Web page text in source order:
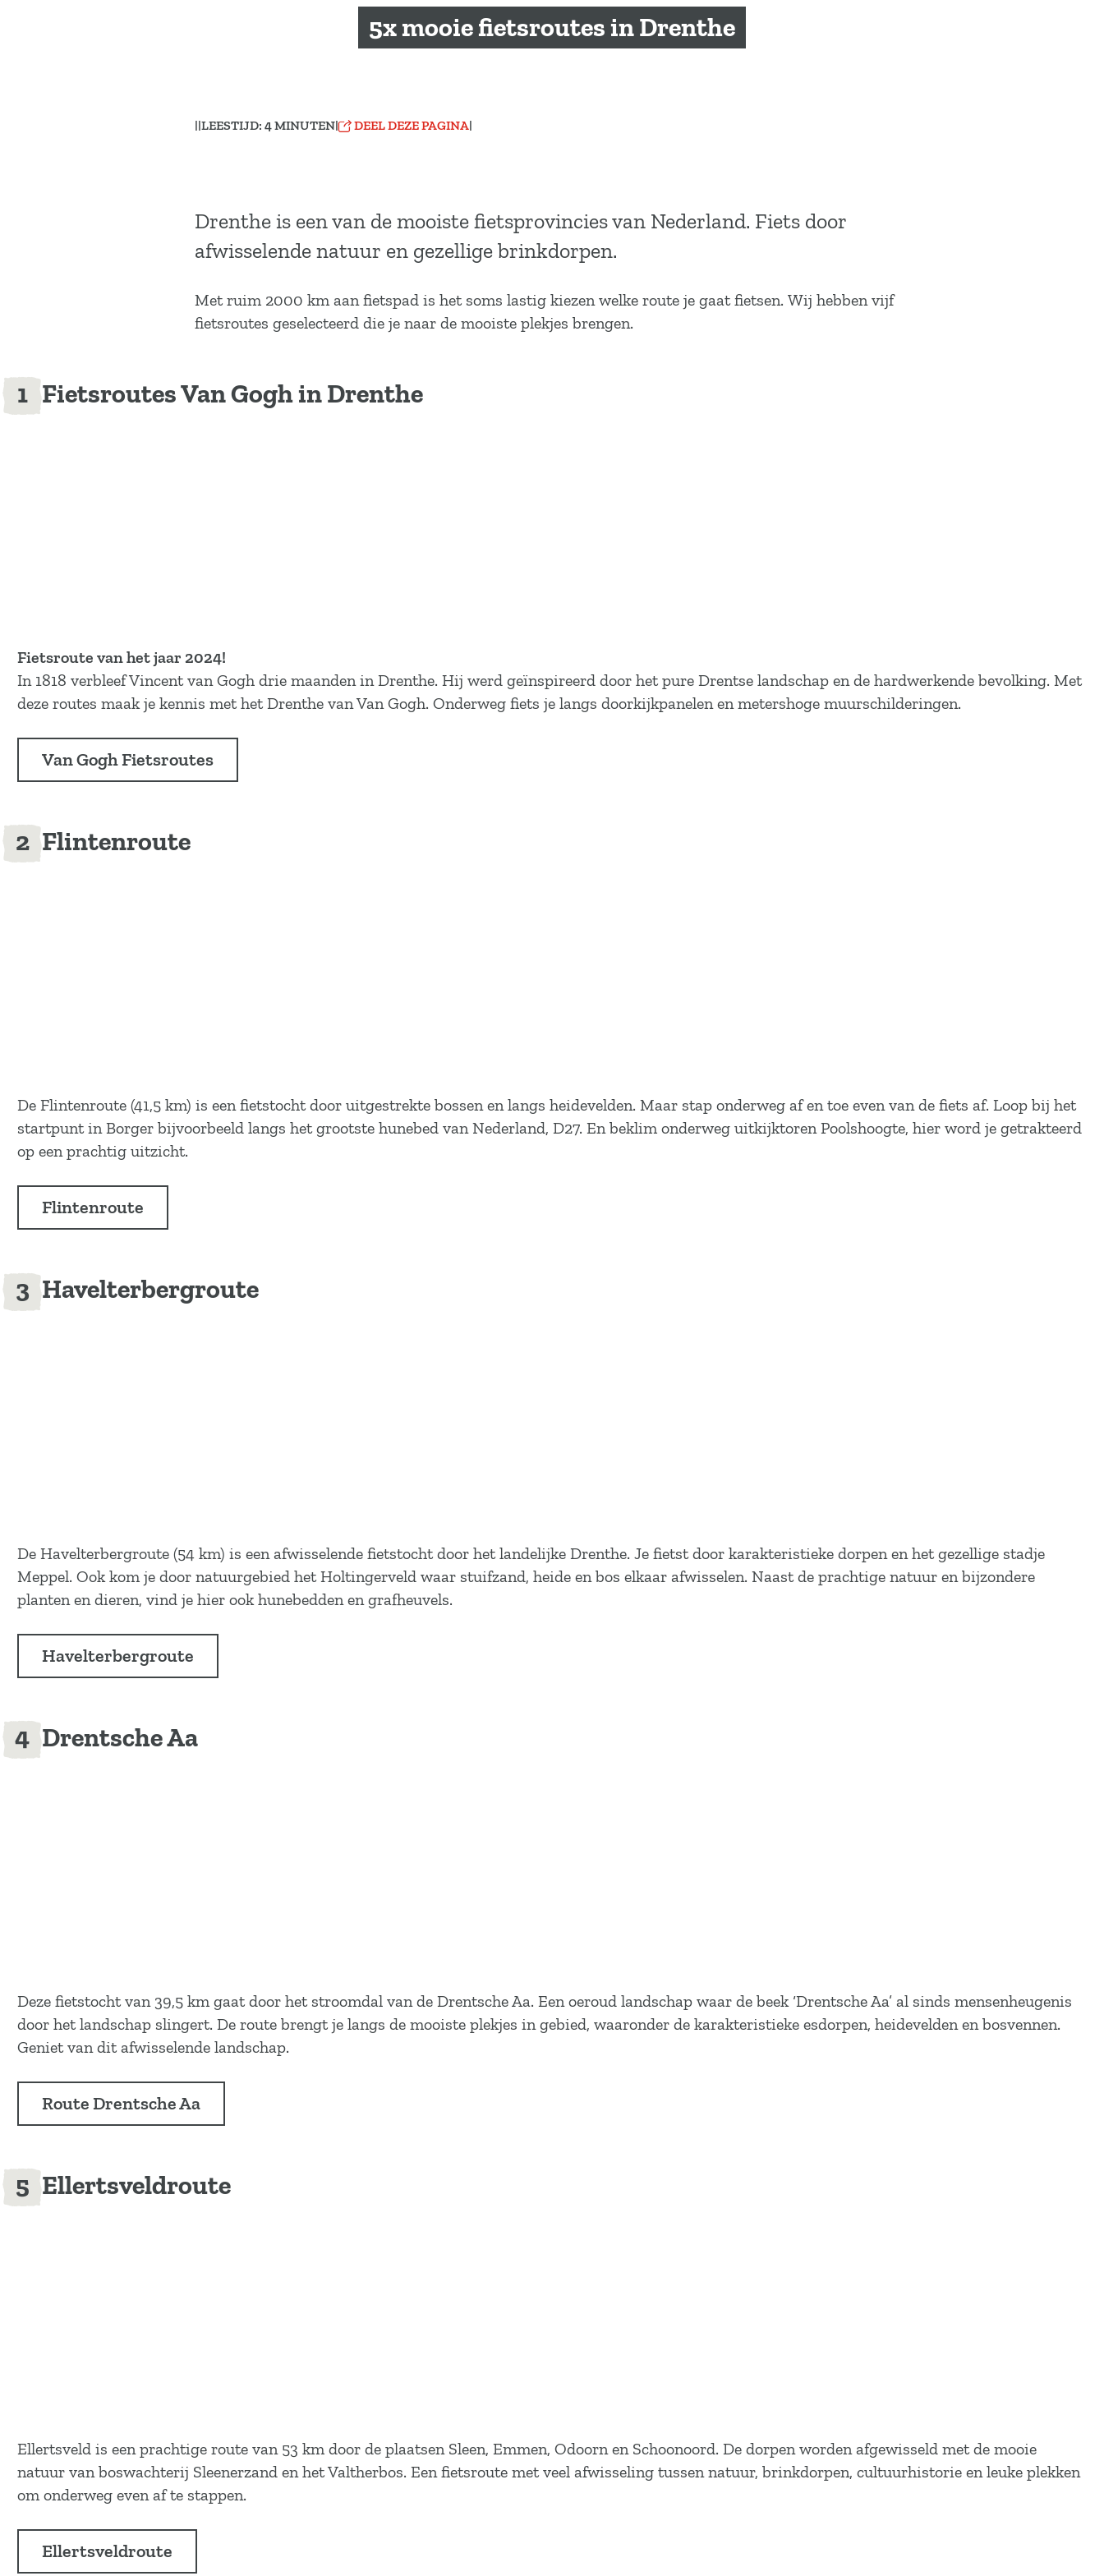
5x mooie fietsroutes in Drenthe
||LEESTIJD: 4 MINUTEN| DEEL DEZE PAGINA|
Drenthe is een van de mooiste fietsprovincies van Nederland. Fiets door
afwisselende natuur en gezellige brinkdorpen.
Met ruim 2000 km aan fietspad is het soms lastig kiezen welke route je gaat fietsen. Wij hebben vijf
fietsroutes geselecteerd die je naar de mooiste plekjes brengen.
Fietsroutes Van Gogh in Drenthe
Fietsroute van het jaar 2024!
In 1818 verbleef Vincent van Gogh drie maanden in Drenthe. Hij werd geïnspireerd door het pure Drentse landschap en de hardwerkende bevolking. Met
deze routes maak je kennis met het Drenthe van Van Gogh. Onderweg fiets je langs doorkijkpanelen en metershoge muurschilderingen.
Van Gogh Fietsroutes
Flintenroute
De Flintenroute (41,5 km) is een fietstocht door uitgestrekte bossen en langs heidevelden. Maar stap onderweg af en toe even van de fiets af. Loop bij het
startpunt in Borger bijvoorbeeld langs het grootste hunebed van Nederland, D27. En beklim onderweg uitkijktoren Poolshoogte, hier word je getrakteerd
op een prachtig uitzicht.
Flintenroute
Havelterbergroute
De Havelterbergroute (54 km) is een afwisselende fietstocht door het landelijke Drenthe. Je fietst door karakteristieke dorpen en het gezellige stadje
Meppel. Ook kom je door natuurgebied het Holtingerveld waar stuifzand, heide en bos elkaar afwisselen. Naast de prachtige natuur en bijzondere
planten en dieren, vind je hier ook hunebedden en grafheuvels.
Havelterbergroute
Drentsche Aa
Deze fietstocht van 39,5 km gaat door het stroomdal van de Drentsche Aa. Een oeroud landschap waar de beek ‘Drentsche Aa’ al sinds mensenheugenis
door het landschap slingert. De route brengt je langs de mooiste plekjes in gebied, waaronder de karakteristieke esdorpen, heidevelden en bosvennen.
Geniet van dit afwisselende landschap.
Route Drentsche Aa
Ellertsveldroute
Ellertsveld is een prachtige route van 53 km door de plaatsen Sleen, Emmen, Odoorn en Schoonoord. De dorpen worden afgewisseld met de mooie
natuur van boswachterij Sleenerzand en het Valtherbos. Een fietsroute met veel afwisseling tussen natuur, brinkdorpen, cultuurhistorie en leuke plekken
om onderweg even af te stappen.
Ellertsveldroute